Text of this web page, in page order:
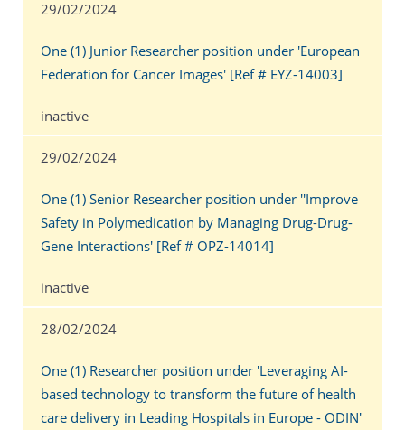
29/02/2024
One (1) Junior Researcher position under 'European
Federation for Cancer Images' [Ref # EYZ-14003]
inactive
29/02/2024
One (1) Senior Researcher position under ''Improve
Safety in Polymedication by Managing Drug-Drug-
Gene Interactions' [Ref # OPZ-14014]
inactive
28/02/2024
One (1) Researcher position under 'Leveraging AI-
based technology to transform the future of health
care delivery in Leading Hospitals in Europe - ODIN'